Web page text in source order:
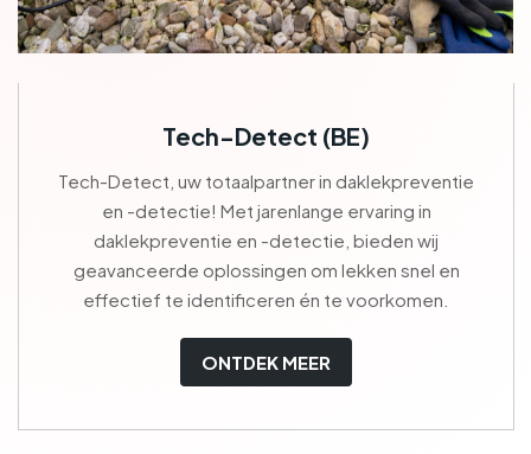
Tech-Detect (BE)
Tech-Detect, uw totaalpartner in daklekpreventie
en -detectie! Met jarenlange ervaring in
daklekpreventie en -detectie, bieden wij
geavanceerde oplossingen om lekken snel en
effectief te identificeren én te voorkomen.
ONTDEK MEER